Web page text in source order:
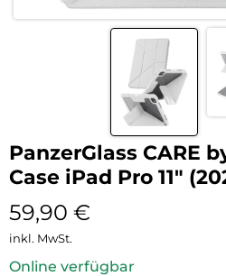
PanzerGlass CARE
Case iPad Pro 11″
59,90 €
inkl. MwSt.
Online verfügbar